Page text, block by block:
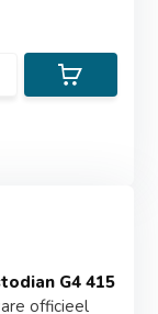
G4 415
officieel